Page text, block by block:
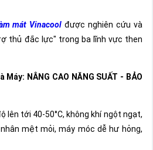
mát Vinacool được nghiên cứu và
thủ đắc lực" trong ba lĩnh vực then
NÂNG CAO NĂNG SUẤT - BẢO
lên tới 40-50°C, không khí ngột ngạt,
mệt mỏi, máy móc dễ hư hỏng,